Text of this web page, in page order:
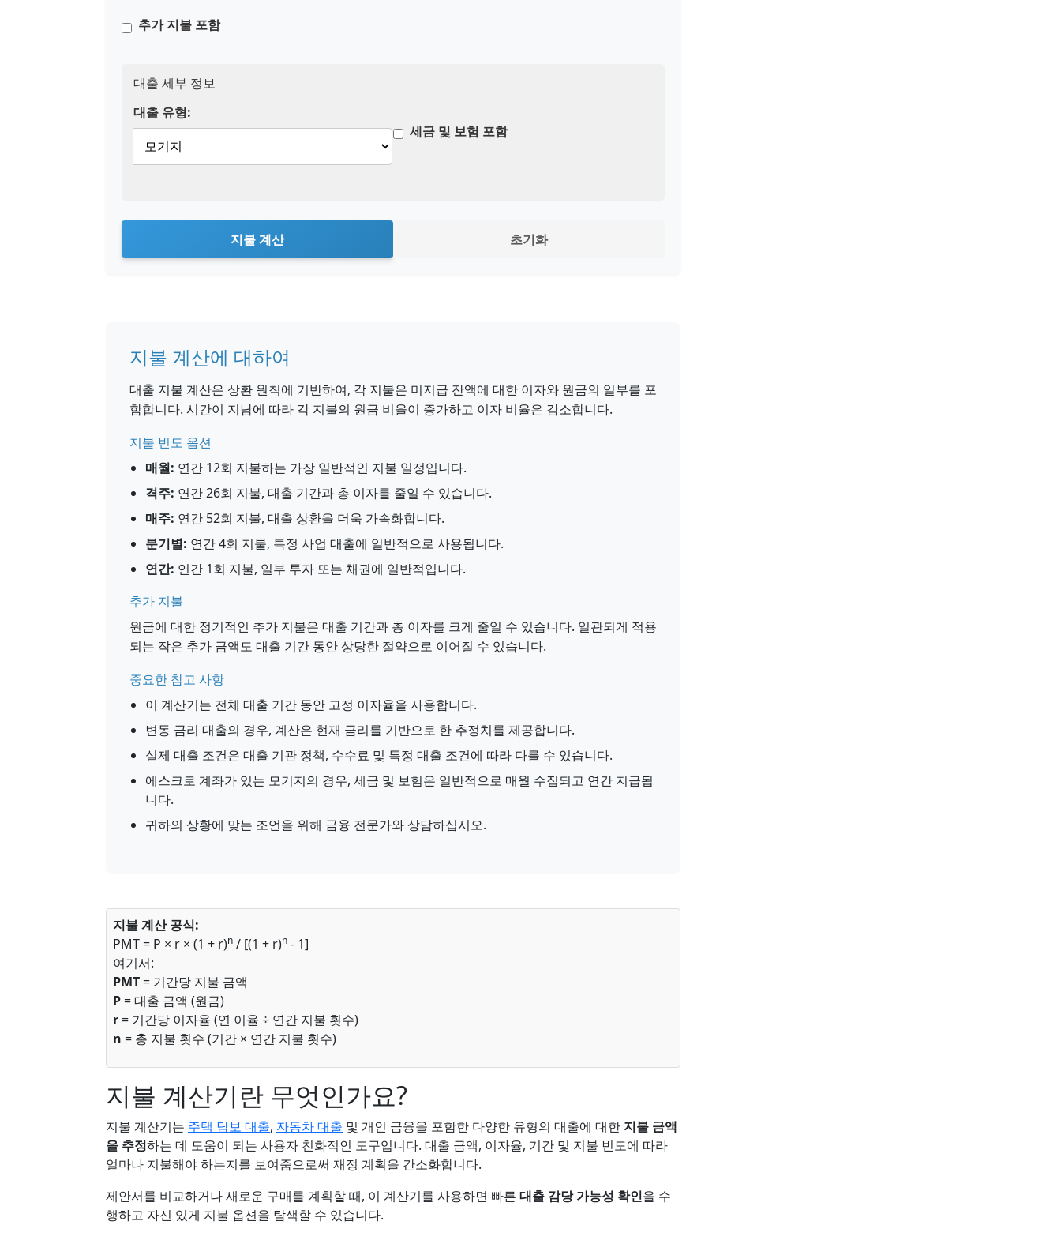
추가 지불 포함
대출 세부 정보
대출 유형:
세금 및 보험 포함
지불 계산 초기화
지불 계산에 대하여
대출 지불 계산은 상환 원칙에 기반하여, 각 지불은 미지급 잔액에 대한 이자와 원금의 일부를 포
함합니다. 시간이 지남에 따라 각 지불의 원금 비율이 증가하고 이자 비율은 감소합니다.
지불 빈도 옵션
매월: 연간 12회 지불하는 가장 일반적인 지불 일정입니다.
격주: 연간 26회 지불, 대출 기간과 총 이자를 줄일 수 있습니다.
매주: 연간 52회 지불, 대출 상환을 더욱 가속화합니다.
분기별: 연간 4회 지불, 특정 사업 대출에 일반적으로 사용됩니다.
연간: 연간 1회 지불, 일부 투자 또는 채권에 일반적입니다.
추가 지불
원금에 대한 정기적인 추가 지불은 대출 기간과 총 이자를 크게 줄일 수 있습니다. 일관되게 적용
되는 작은 추가 금액도 대출 기간 동안 상당한 절약으로 이어질 수 있습니다.
중요한 참고 사항
이 계산기는 전체 대출 기간 동안 고정 이자율을 사용합니다.
변동 금리 대출의 경우, 계산은 현재 금리를 기반으로 한 추정치를 제공합니다.
실제 대출 조건은 대출 기관 정책, 수수료 및 특정 대출 조건에 따라 다를 수 있습니다.
에스크로 계좌가 있는 모기지의 경우, 세금 및 보험은 일반적으로 매월 수집되고 연간 지급됩
니다.
귀하의 상황에 맞는 조언을 위해 금융 전문가와 상담하십시오.
지불 계산 공식:
PMT = P × r × (1 + r)n / [(1 + r)n - 1]
여기서:
PMT= 기간당 지불 금액
P= 대출 금액 (원금)
r= 기간당 이자율 (연 이율 ÷ 연간 지불 횟수)
n = 총 지불 횟수 (기간 × 연간 지불 횟수)
지불 계산기란 무엇인가요?
지불 계산기는 주택 담보 대출, 자동차 대출 및 개인 금융을 포함한 다양한 유형의 대출에 대한 지불 금액
을 추정하는 데 도움이 되는 사용자 친화적인 도구입니다. 대출 금액, 이자율, 기간 및 지불 빈도에 따라
얼마나 지불해야 하는지를 보여줌으로써 재정 계획을 간소화합니다.
제안서를 비교하거나 새로운 구매를 계획할 때, 이 계산기를 사용하면 빠른 대출 감당 가능성 확인을 수
행하고 자신 있게 지불 옵션을 탐색할 수 있습니다.